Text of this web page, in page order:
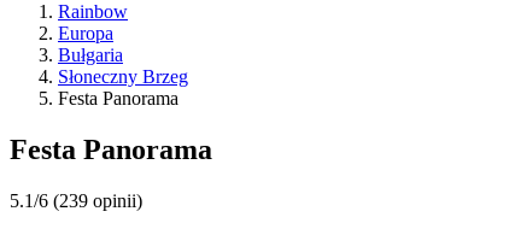
Rainbow
Europa
Bułgaria
Słoneczny Brzeg
Festa Panorama
Festa Panorama
5.1/6 (239 opinii)